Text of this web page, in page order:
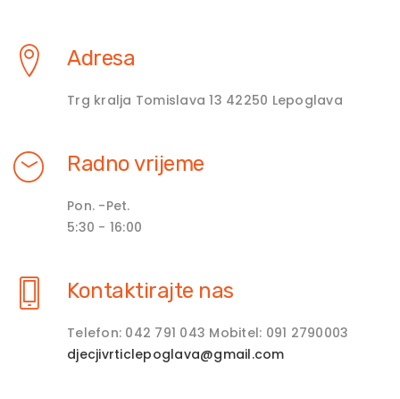
Adresa
Trg kralja Tomislava 13 42250 Lepoglava
Radno vrijeme
Pon. -Pet.
5:30 - 16:00
Kontaktirajte nas
Telefon: 042 791 043 Mobitel: 091 2790003
djecjivrticlepoglava@gmail.com